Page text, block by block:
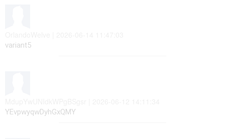
variant5
YEvpwyqwDyhGxQMY